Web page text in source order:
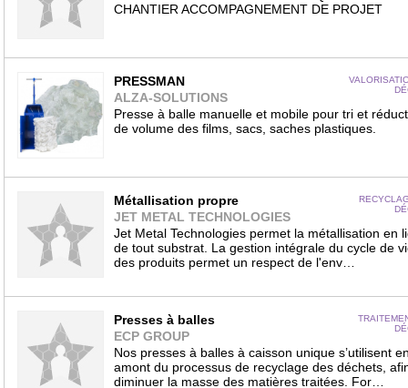
CHANTIER ACCOMPAGNEMENT DE PROJET
PRESSMAN
ALZA-SOLUTIONS
Presse à balle manuelle et mobile pour tri et
de volume des films, sacs, saches plastiques.
Métallisation propre
JET METAL TECHNOLOGIES
Jet Metal Technologies permet la métallisation en
de tout substrat. La gestion intégrale du cycle de
des produits permet un respect de l'env…
Presses à balles
ECP GROUP
Nos presses à balles à caisson unique s’utilisent
amont du processus de recyclage des déchets,
diminuer la masse des matières traitées. For…